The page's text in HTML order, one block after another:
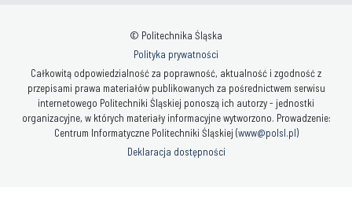
© Politechnika Śląska
Polityka prywatności
Całkowitą odpowiedzialność za poprawność, aktualność i zgodność z
przepisami prawa materiałów publikowanych za pośrednictwem serwisu
internetowego Politechniki Śląskiej ponoszą ich autorzy - jednostki
organizacyjne, w których materiały informacyjne wytworzono. Prowadzenie:
Centrum Informatyczne Politechniki Śląskiej (www@polsl.pl)
Deklaracja dostępności